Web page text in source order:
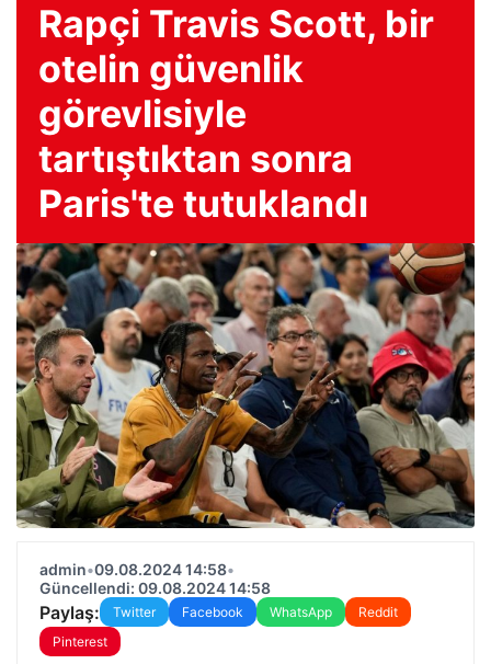
Rapçi Travis Scott, bir
otelin güvenlik
görevlisiyle
tartıştıktan sonra
Paris'te tutuklandı
admin•09.08.2024 14:58•
Güncellendi: 09.08.2024 14:58
Paylaş: Twitter Facebook WhatsApp
Reddit
Pinterest